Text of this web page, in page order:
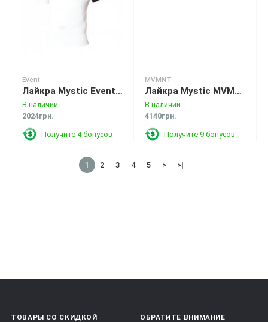
Event
Лайкра Mystic Event Rash Vest S/S (Один размер M-L-XL) White
В наличии
2024грн.
Получите 4 бонусов
MVMNT
Лайкра Mystic MVMNT Quickdry L/S Navy
В наличии
4140грн.
Получите 9 бонусов
1 2 3 4 5 > >|
ТОВАРЫ СО СКИДКОЙ ОБРАТИТЕ ВНИМАНИЕ